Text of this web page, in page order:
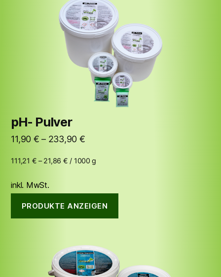
pH- Pulver
11,90 € – 233,90 €
111,21 € –21,86 € / 1000 g
inkl. MwSt.
PRODUKTE ANZEIGEN